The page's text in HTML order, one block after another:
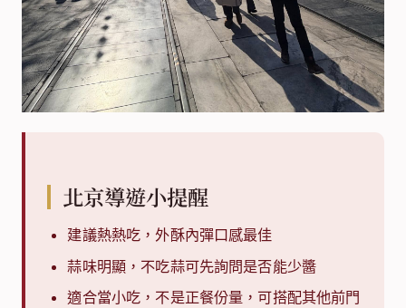
北京導遊小提醒
建議熱熱吃，外酥內彈口感最佳
蒜味明顯，不吃蒜可先詢問是否能少醬
適合當小吃，不是正餐份量，可搭配其他前門